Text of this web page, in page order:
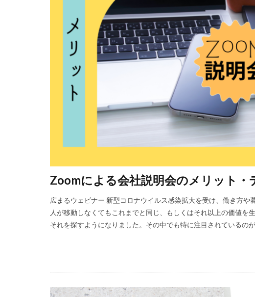
Zoomによる会社説明会のメリット・
広まるウェビナー 新型コロナウイルス感染拡大を受け、働き方や
人が移動しなくてもこれまでと同じ、もしくはそれ以上の価値を
それを探すようになりました。その中でも特に注目されているの